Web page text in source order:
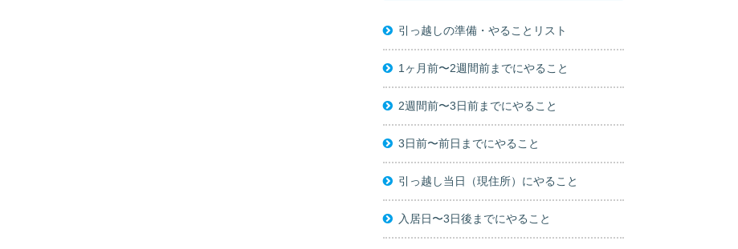
引っ越しの準備・やることリスト
1ヶ月前〜2週間前までにやること
2週間前〜3日前までにやること
3日前〜前日までにやること
引っ越し当日（現住所）にやること
入居日〜3日後までにやること